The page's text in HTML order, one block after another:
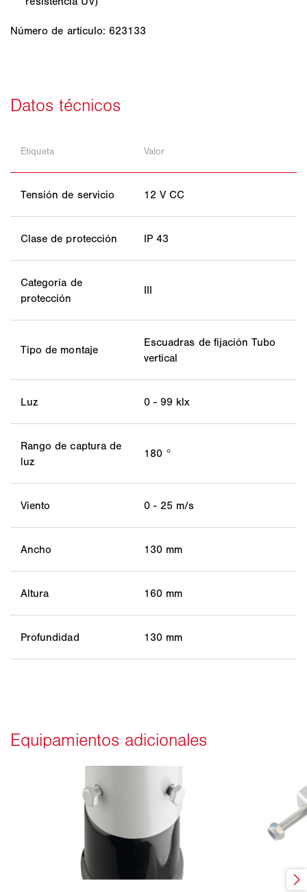
Número de artículo: 623133
Etiqueta Valor
Tensión de servicio 12 V CC
Clase de protección IP 43
Categoría de
protección
III
Tipo de montaje
Escuadras de fijación Tubo
vertical
Luz 0 - 99 klx
Rango de captura de
luz
180 °
Viento 0 - 25 m/s
Ancho 130 mm
Altura 160 mm
Profundidad 130 mm